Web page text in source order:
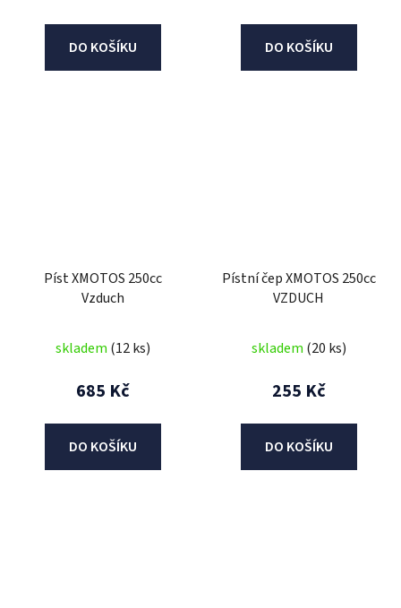
DO KOŠÍKU DO KOŠÍKU
Píst XMOTOS 250cc
Vzduch
skladem (12 ks)
685 Kč
DO KOŠÍKU
Pístní čep XMOTOS 250cc
VZDUCH
skladem (20 ks)
255 Kč
DO KOŠÍKU